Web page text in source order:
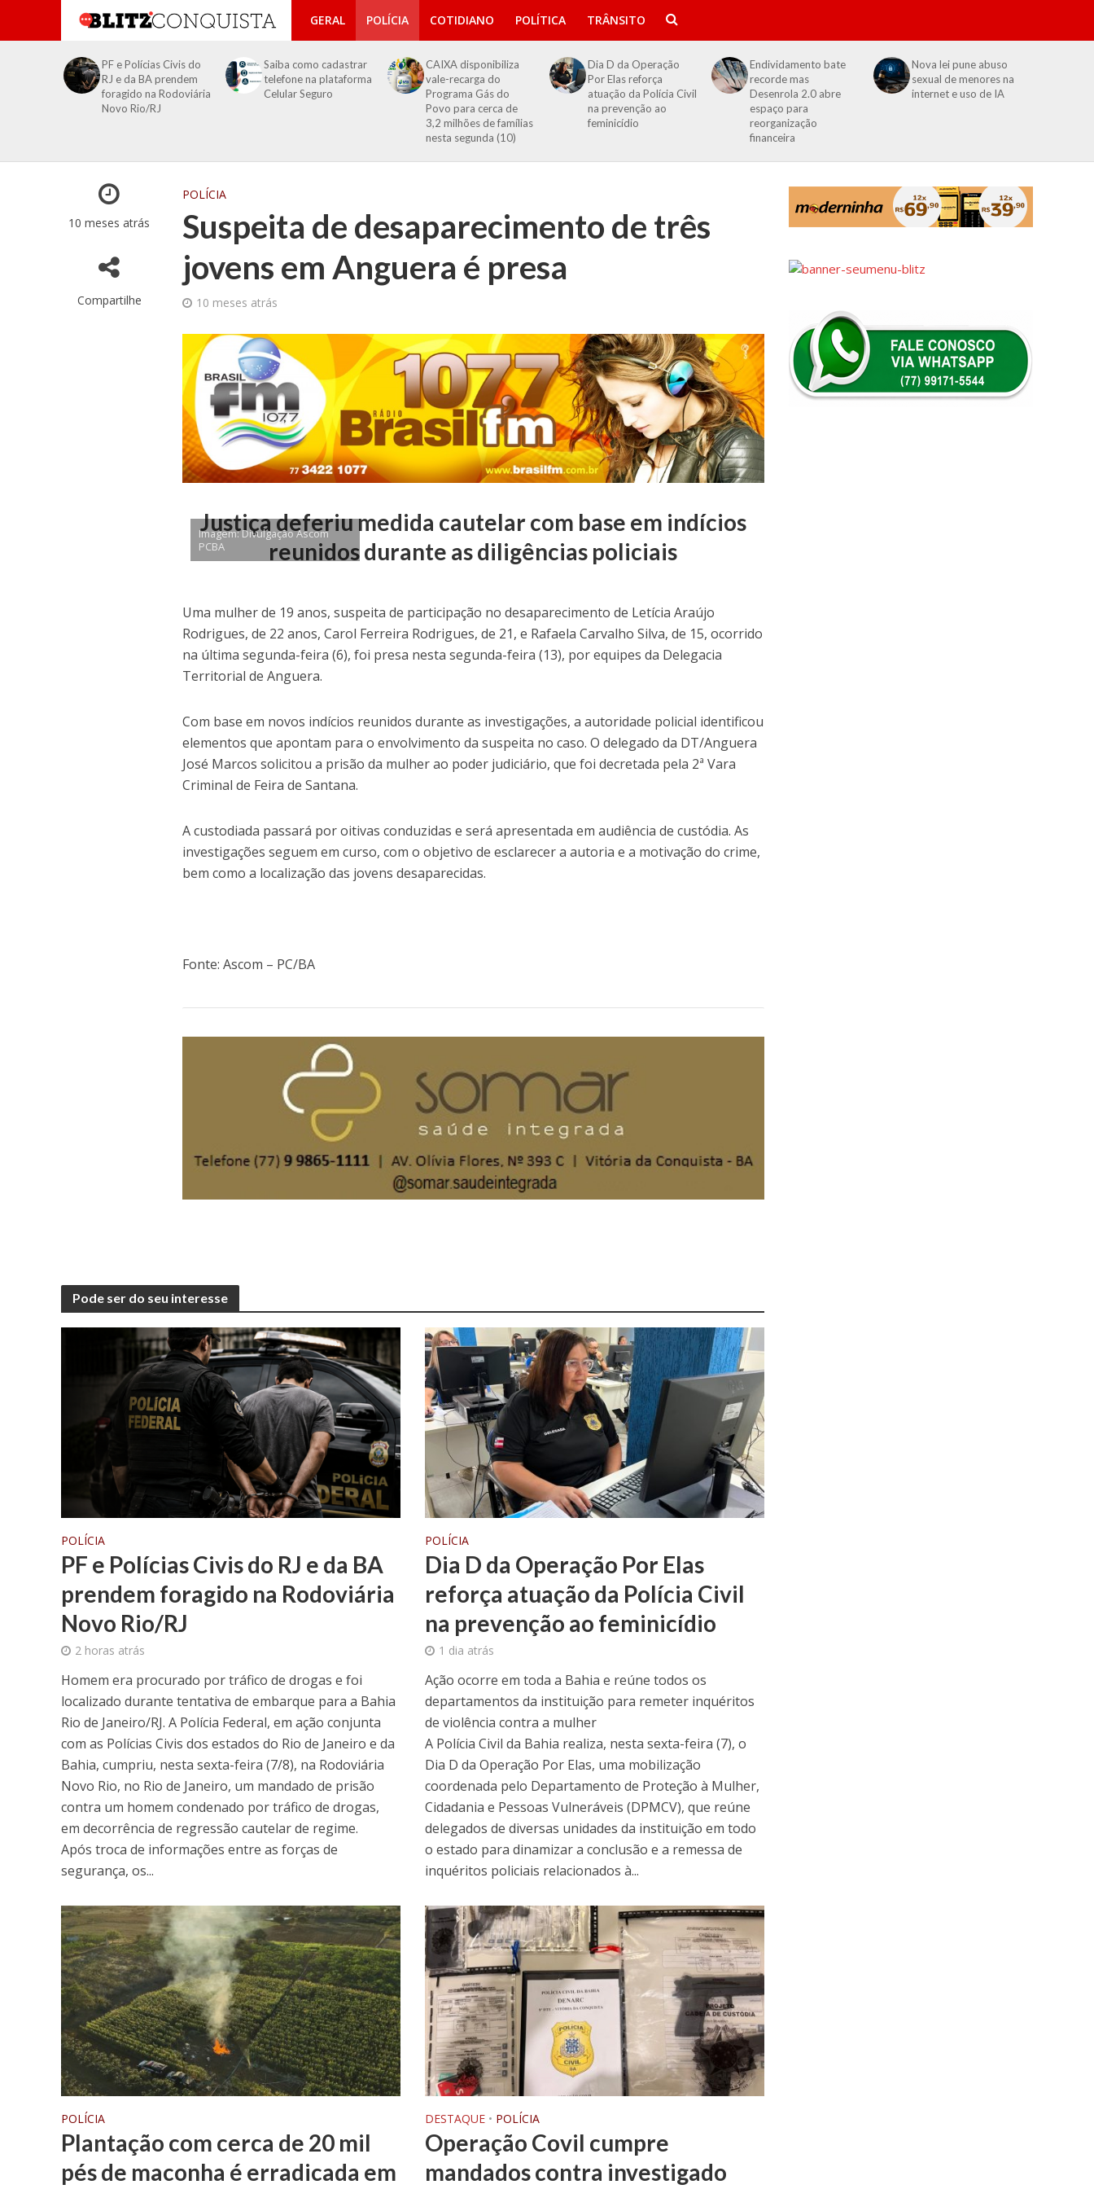
GERAL POLÍCIA COTIDIANO POLÍTICA TRÂNSITO
PF e Polícias Civis do
RJ e da BA prendem
foragido na Rodoviária
Novo Rio/RJ
Saiba como cadastrar
telefone na plataforma
Celular Seguro
CAIXA disponibiliza
vale-recarga do
Programa Gás do
Povo para cerca de
3,2 milhões de famílias
nesta segunda (10)
Dia D da Operação
Por Elas reforça
atuação da Polícia Civil
na prevenção ao
feminicídio
Endividamento bate
recorde mas
Desenrola 2.0 abre
espaço para
reorganização
financeira
Nova lei pune abuso
sexual de menores na
internet e uso de IA
10 meses atrás
Compartilhe
POLÍCIA
Suspeita de desaparecimento de três
jovens em Anguera é presa
10 meses atrás
Justiça deferiu medida cautelar com base em indícios
reunidos durante as diligências policiais
Imagem: Divulgação Ascom
PCBA
Uma mulher de 19 anos, suspeita de participação no desaparecimento de Letícia Araújo
Rodrigues, de 22 anos, Carol Ferreira Rodrigues, de 21, e Rafaela Carvalho Silva, de 15, ocorrido
na última segunda-feira (6), foi presa nesta segunda-feira (13), por equipes da Delegacia
Territorial de Anguera.
Com base em novos indícios reunidos durante as investigações, a autoridade policial identificou
elementos que apontam para o envolvimento da suspeita no caso. O delegado da DT/Anguera
José Marcos solicitou a prisão da mulher ao poder judiciário, que foi decretada pela 2ª Vara
Criminal de Feira de Santana.
A custodiada passará por oitivas conduzidas e será apresentada em audiência de custódia. As
investigações seguem em curso, com o objetivo de esclarecer a autoria e a motivação do crime,
bem como a localização das jovens desaparecidas.
Fonte: Ascom – PC/BA
Pode ser do seu interesse
POLÍCIA
PF e Polícias Civis do RJ e da BA
prendem foragido na Rodoviária
Novo Rio/RJ
2 horas atrás
Homem era procurado por tráfico de drogas e foi
localizado durante tentativa de embarque para a Bahia
Rio de Janeiro/RJ. A Polícia Federal, em ação conjunta
com as Polícias Civis dos estados do Rio de Janeiro e da
Bahia, cumpriu, nesta sexta-feira (7/8), na Rodoviária
Novo Rio, no Rio de Janeiro, um mandado de prisão
contra um homem condenado por tráfico de drogas,
em decorrência de regressão cautelar de regime.
Após troca de informações entre as forças de
segurança, os...
POLÍCIA
Dia D da Operação Por Elas
reforça atuação da Polícia Civil
na prevenção ao feminicídio
1 dia atrás
Ação ocorre em toda a Bahia e reúne todos os
departamentos da instituição para remeter inquéritos
de violência contra a mulher
A Polícia Civil da Bahia realiza, nesta sexta-feira (7), o
Dia D da Operação Por Elas, uma mobilização
coordenada pelo Departamento de Proteção à Mulher,
Cidadania e Pessoas Vulneráveis (DPMCV), que reúne
delegados de diversas unidades da instituição em todo
o estado para dinamizar a conclusão e a remessa de
inquéritos policiais relacionados à...
POLÍCIA
Plantação com cerca de 20 mil
pés de maconha é erradicada em
DESTAQUE • POLÍCIA
Operação Covil cumpre
mandados contra investigado